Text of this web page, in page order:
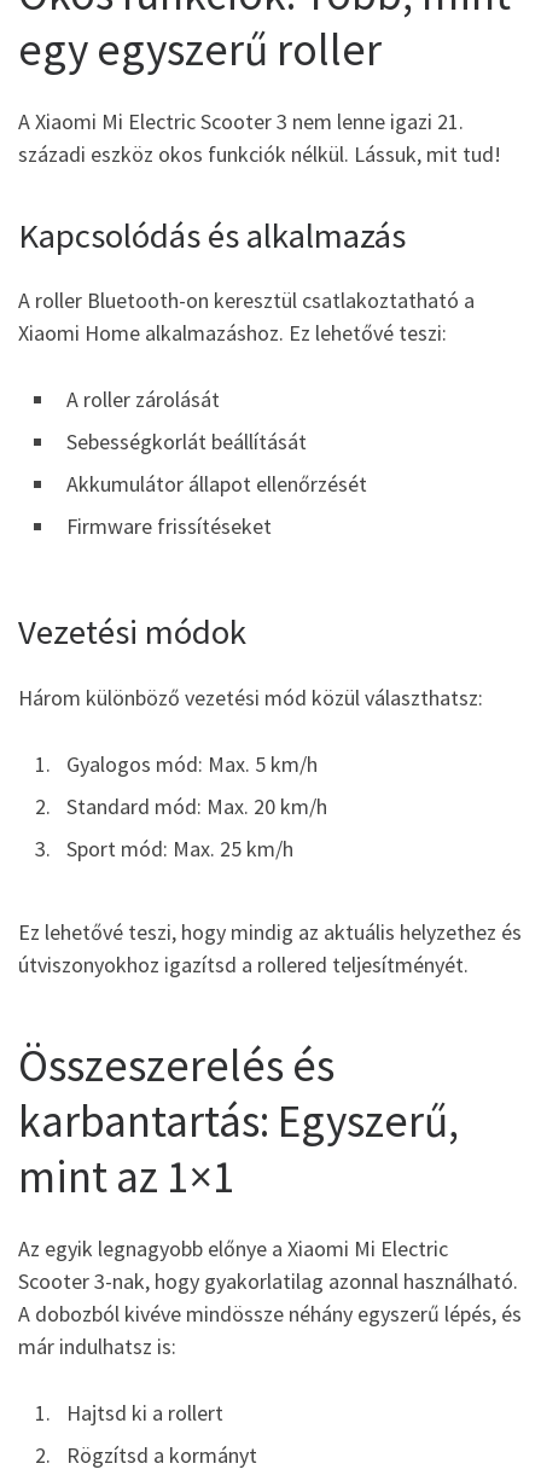
egy egyszerű roller
A Xiaomi Mi Electric Scooter 3 nem lenne igazi 21.
századi eszköz okos funkciók nélkül. Lássuk, mit tud!
Kapcsolódás és alkalmazás
A roller Bluetooth-on keresztül csatlakoztatható a
Xiaomi Home alkalmazáshoz. Ez lehetővé teszi:
A roller zárolását
Sebességkorlát beállítását
Akkumulátor állapot ellenőrzését
Firmware frissítéseket
Vezetési módok
Három különböző vezetési mód közül választhatsz:
Gyalogos mód: Max. 5 km/h
Standard mód: Max. 20 km/h
Sport mód: Max. 25 km/h
Ez lehetővé teszi, hogy mindig az aktuális helyzethez és
útviszonyokhoz igazítsd a rollered teljesítményét.
Összeszerelés és
karbantartás: Egyszerű,
mint az 1×1
Az egyik legnagyobb előnye a Xiaomi Mi Electric
Scooter 3-nak, hogy gyakorlatilag azonnal használható.
A dobozból kivéve mindössze néhány egyszerű lépés, és
már indulhatsz is:
Hajtsd ki a rollert
Rögzítsd a kormányt